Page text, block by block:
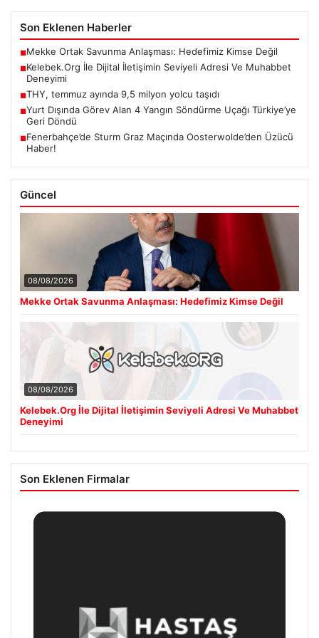
Son Eklenen Haberler
■Mekke Ortak Savunma Anlaşması: Hedefimiz Kimse Değil
■Kelebek.Org İle Dijital İletişimin Seviyeli Adresi Ve Muhabbet
Deneyimi
■THY, temmuz ayında 9,5 milyon yolcu taşıdı
■Yurt Dışında Görev Alan 4 Yangın Söndürme Uçağı Türkiye’ye
Geri Döndü
■Fenerbahçe’de Sturm Graz Maçında Oosterwolde’den Üzücü
Haber!
Güncel
08/08/2026
Mekke Ortak Savunma Anlaşması: Hedefimiz Kimse Değil
08/08/2026
Kelebek.Org İle Dijital İletişimin Seviyeli Adresi Ve Muhabbet
Deneyimi
Son Eklenen Firmalar